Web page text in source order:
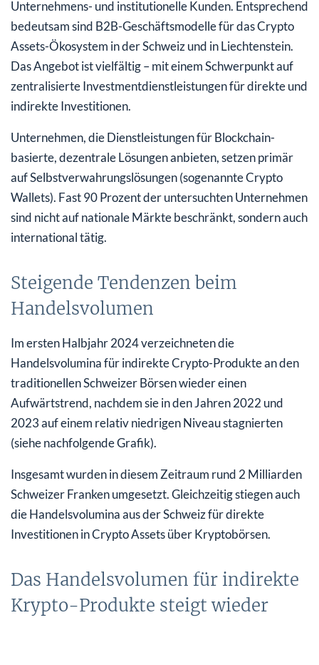
Unternehmens- und institutionelle Kunden. Entsprechend
bedeutsam sind B2B-Geschäftsmodelle für das Crypto
Assets-Ökosystem in der Schweiz und in Liechtenstein.
Das Angebot ist vielfältig – mit einem Schwerpunkt auf
zentralisierte Investmentdienstleistungen für direkte und
indirekte Investitionen.
Unternehmen, die Dienstleistungen für Blockchain-
basierte, dezentrale Lösungen anbieten, setzen primär
auf Selbstverwahrungslösungen (sogenannte Crypto
Wallets). Fast 90 Prozent der untersuchten Unternehmen
sind nicht auf nationale Märkte beschränkt, sondern auch
international tätig.
Steigende Tendenzen beim
Handelsvolumen
Im ersten Halbjahr 2024 verzeichneten die
Handelsvolumina für indirekte Crypto-Produkte an den
traditionellen Schweizer Börsen wieder einen
Aufwärtstrend, nachdem sie in den Jahren 2022 und
2023 auf einem relativ niedrigen Niveau stagnierten
(siehe nachfolgende Grafik).
Insgesamt wurden in diesem Zeitraum rund 2 Milliarden
Schweizer Franken umgesetzt. Gleichzeitig stiegen auch
die Handelsvolumina aus der Schweiz für direkte
Investitionen in Crypto Assets über Kryptobörsen.
Das Handelsvolumen für indirekte
Krypto-Produkte steigt wieder